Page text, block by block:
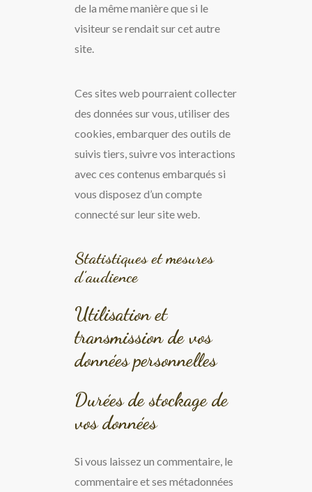
de la même manière que si le
visiteur se rendait sur cet autre
site.
Ces sites web pourraient collecter
des données sur vous, utiliser des
cookies, embarquer des outils de
suivis tiers, suivre vos interactions
avec ces contenus embarqués si
vous disposez d’un compte
connecté sur leur site web.
Statistiques et mesures
d’audience
Utilisation et
transmission de vos
données personnelles
Durées de stockage de
vos données
Si vous laissez un commentaire, le
commentaire et ses métadonnées